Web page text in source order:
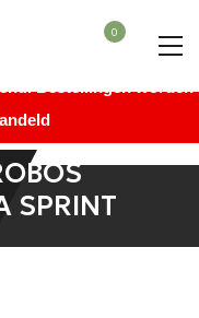
winkel gesloten vanaf
6 augustus. Vanaf
0
SPRINT